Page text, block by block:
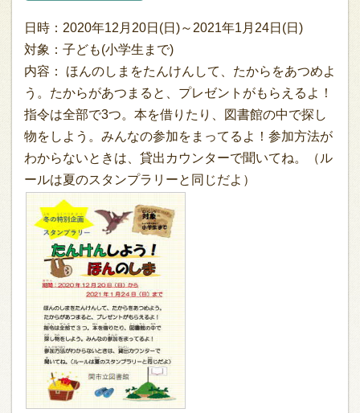
日時：2020年12月20日(日)～2021年1月24日(日)
対象：子ども(小学生まで)
内容： ほんのしまをたんけんして、たからをあつめよ
う。たからがあつまると、プレゼントがもらえるよ！
指令は全部で3つ。本を借りたり、図書館の中で探し
物をしよう。みんなの参加をまってるよ！参加方法が
わからないときは、貸出カウンターで聞いてね。（ル
ールは夏のスタンプラリーと同じだよ）